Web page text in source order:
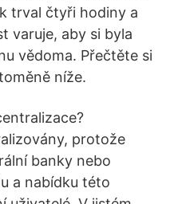
trval čtyři hodiny a
varuje, aby si byla
vědoma. Přečtěte si
níže.
protože
banky nebo
a nabídku této